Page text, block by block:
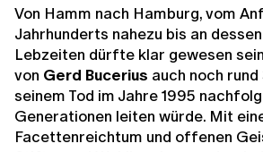
Von Hamm nach Hamburg, vom
Jahrhunderts nahezu bis an
Lebzeiten dürfte klar gewesen
von Gerd Bucerius auch noch
seinem Tod im Jahre 1995
Generationen leiten würde. Mit
Facettenreichtum und offenen